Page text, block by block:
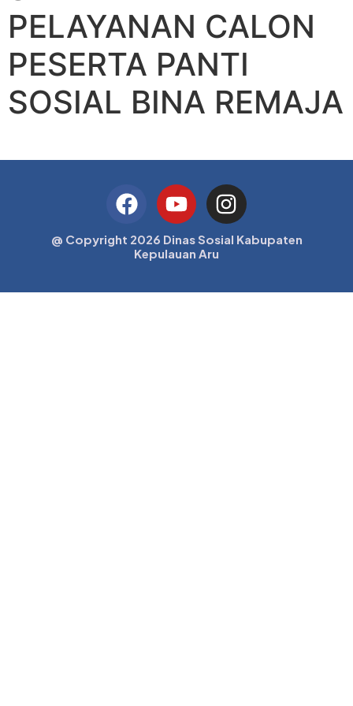
PELAYANAN CALON
PESERTA PANTI
SOSIAL BINA REMAJA
@ Copyright 2026 Dinas Sosial Kabupaten
Kepulauan Aru